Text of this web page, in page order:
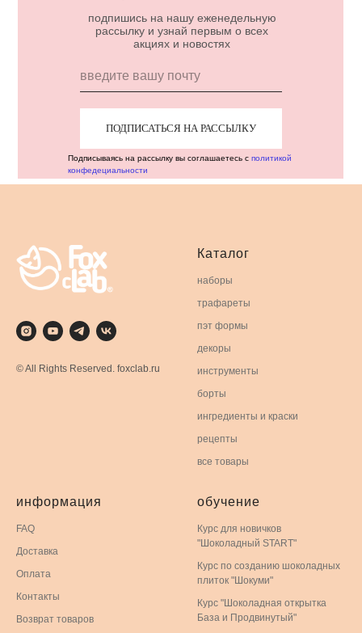
ПОДПИСАТЬСЯ НА РАССЫЛКУ
подпишись на нашу еженедельную
рассылку и узнай первым о всех
акциях и новостях
Подписываясь на рассылку вы соглашаетесь с политикой
конфедециальности
© All Rights Reserved. foxclab.ru
Каталог
наборы
трафареты
пэт формы
декоры
инструменты
борты
ингредиенты и краски
рецепты
все товары
информация
FAQ
Доставка
Оплата
Контакты
Возврат товаров
обучение
Курс для новичков
"Шоколадный START"
Курс по созданию шоколадных
плиток "Шокуми"
Курс "Шоколадная открытка
База и Продвинутый"